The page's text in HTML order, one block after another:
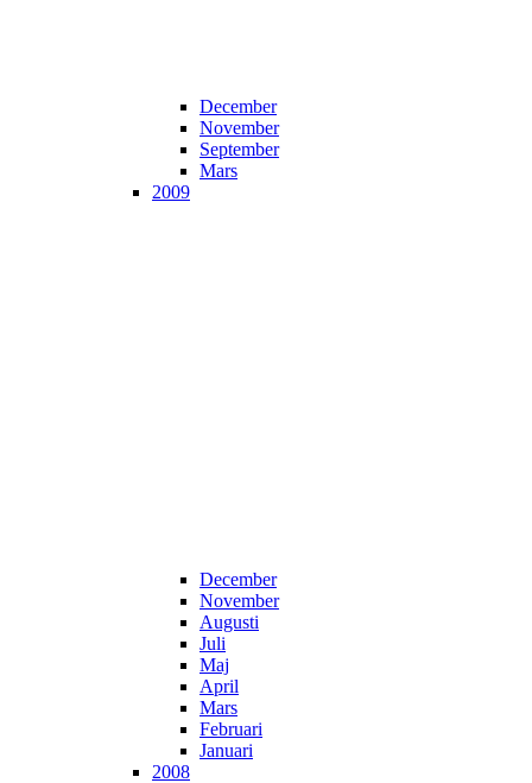
December
November
September
Mars
2009
December
November
Augusti
Juli
Maj
April
Mars
Februari
Januari
2008